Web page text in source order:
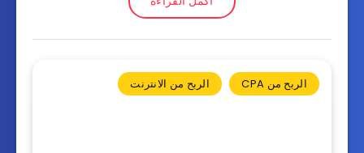
الربح من CPA الربح من الانترنت